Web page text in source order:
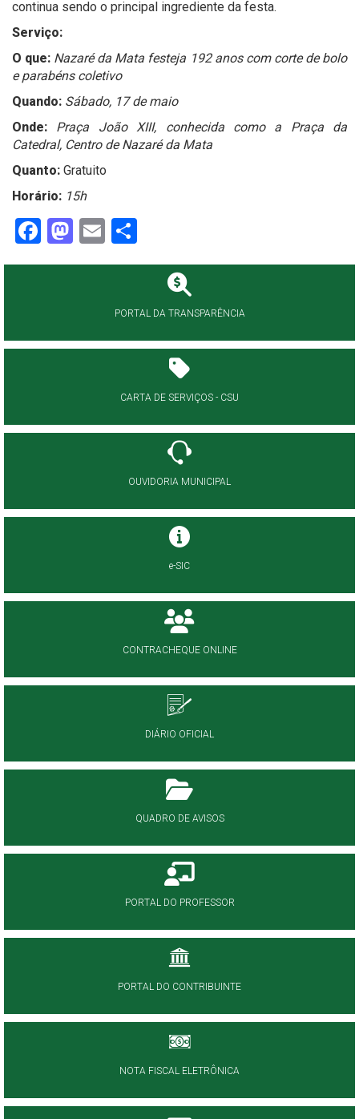
continua sendo o principal ingrediente da festa.
Serviço:
O que: Nazaré da Mata festeja 192 anos com corte de bolo
e parabéns coletivo
Quando: Sábado, 17 de maio
Onde:
Praça João XIII, conhecida como a Praça da
Catedral, Centro de Nazaré da Mata
Quanto: Gratuito
Horário: 15h
Facebook
Mastodon
Email
PORTAL DA TRANSPARÊNCIA
CARTA DE SERVIÇOS - CSU
OUVIDORIA MUNICIPAL
e-SIC
CONTRACHEQUE ONLINE
DIÁRIO OFICIAL
QUADRO DE AVISOS
PORTAL DO PROFESSOR
PORTAL DO CONTRIBUINTE
NOTA FISCAL ELETRÔNICA